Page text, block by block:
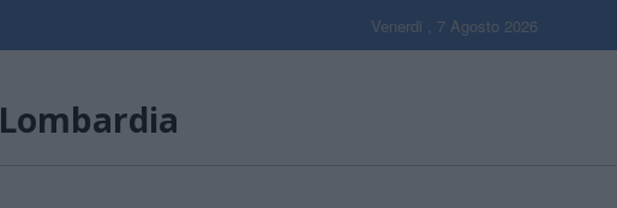
Venerdi , 7 Agosto 2026
Lombardia